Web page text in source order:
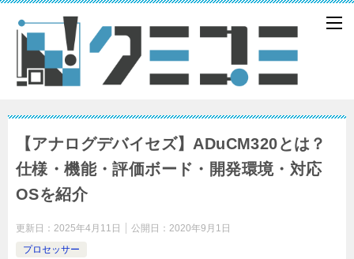
【アナログデバイセズ】ADuCM320とは？
仕様・機能・評価ボード・開発環境・対応
OSを紹介
更新日： 2025年4月11日 公開日： 2020年9月1日
プロセッサー